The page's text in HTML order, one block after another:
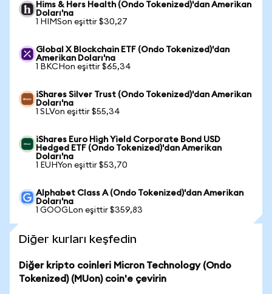
Hims & Hers Health (Ondo Tokenized)'dan Amerikan
Doları'na
1 HIMSon eşittir $30,27
Global X Blockchain ETF (Ondo Tokenized)'dan
Amerikan Doları'na
1 BKCHon eşittir $65,34
iShares Silver Trust (Ondo Tokenized)'dan Amerikan
Doları'na
1 SLVon eşittir $55,34
iShares Euro High Yield Corporate Bond USD
Hedged ETF (Ondo Tokenized)'dan Amerikan
Doları'na
1 EUHYon eşittir $53,70
Alphabet Class A (Ondo Tokenized)'dan Amerikan
Doları'na
1 GOOGLon eşittir $359,83
Diğer kurları keşfedin
Diğer kripto coinleri Micron Technology (Ondo
Tokenized) (MUon) coin'e çevirin